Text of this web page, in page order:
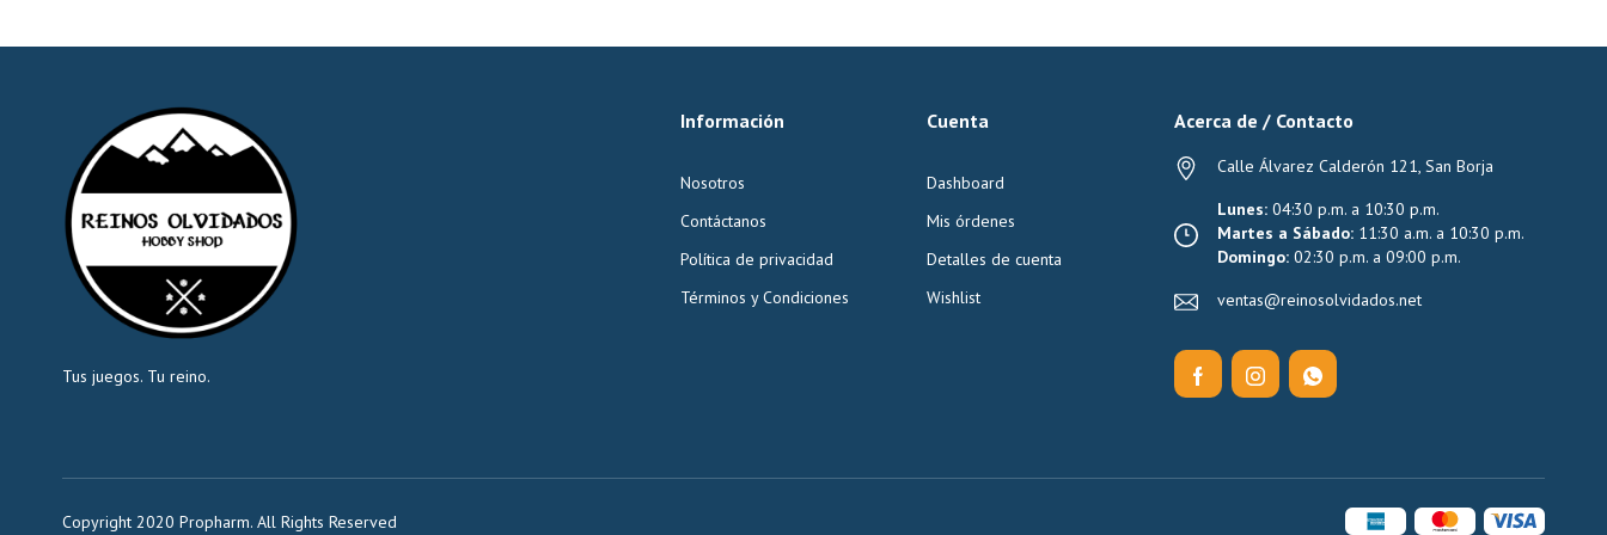
Tus juegos. Tu reino.
Información
Nosotros
Contáctanos
Política de privacidad
Términos y Condiciones
Cuenta
Dashboard
Mis órdenes
Detalles de cuenta
Wishlist
Acerca de / Contacto
Calle Álvarez Calderón 121, San Borja
Lunes:04:30 p.m. a 10:30 p.m.
Martes a Sábado:11:30 a.m. a 10:30 p.m.
Domingo:02:30 p.m. a 09:00 p.m.
ventas@reinosolvidados.net
Copyright 2020 Propharm. All Rights Reserved